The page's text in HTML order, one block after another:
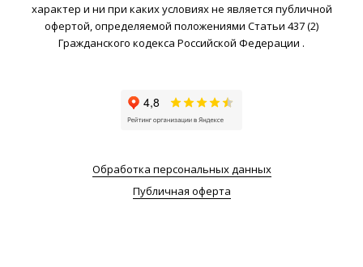
характер и ни при каких условиях не является публичной
офертой, определяемой положениями Статьи 437 (2)
Гражданского кодекса Российской Федерации .
Обработка персональных данных
Публичная оферта